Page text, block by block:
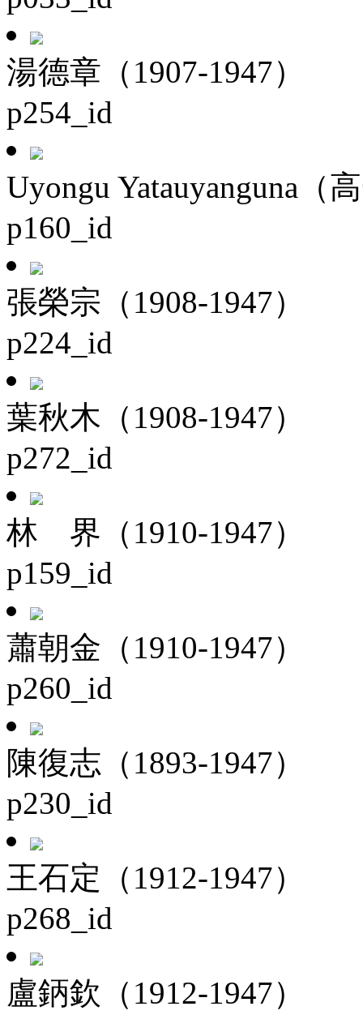
湯德章（1907-1947）
p254_id
Uyongu Yatauyanguna（
p160_id
張榮宗（1908-1947）
p224_id
葉秋木（1908-1947）
p272_id
林 界（1910-1947）
p159_id
蕭朝金（1910-1947）
p260_id
陳復志（1893-1947）
p230_id
王石定（1912-1947）
p268_id
盧鈵欽（1912-1947）